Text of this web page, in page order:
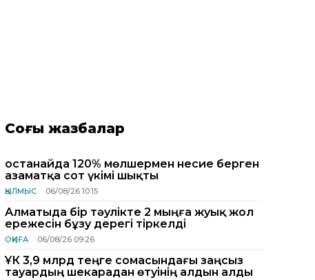
Соңғы жазбалар
Қостанайда 120% мөлшермен несие берген
азаматқа сот үкімі шықты
ҚЫЛМЫС 06/08/26 10:15
Алматыда бір тәулікте 2 мыңға жуық жол
ережесін бұзу дерегі тіркелді
ОҚИҒА 06/08/26 09:26
ҰҚК 3,9 млрд теңге сомасындағы заңсыз
тауардың шекарадан өтуінің алдын алды